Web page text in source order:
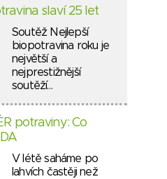
slaví 25 let
Soutěž Nejlepší
biopotravina roku je
největší a
nejprestižnější
soutěží…
potraviny: Co
V létě saháme po
lahvích častěji než